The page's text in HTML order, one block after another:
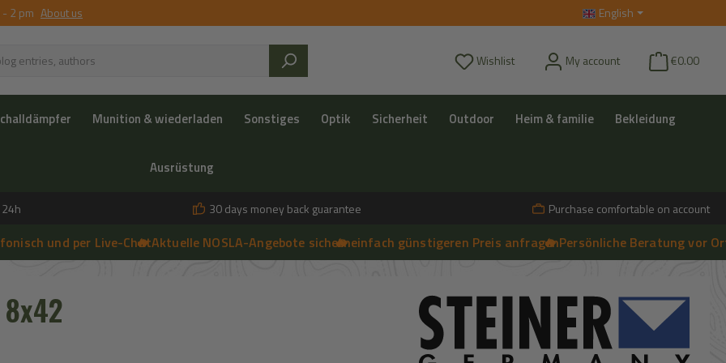
2 pm About us English
WishlistYou have 0 wishlist items
My account €0.00
Munition & wiederladen Sonstiges Optik Sicherheit Outdoor Heim & familie Bekleidung
Ausrüstung
30 days money back guarantee Purchase comfortable on account
und per Live-Chat
➔
🔥 Aktuelle NOSLA-Angebote sichern
➔
🔥 einfach günstigeren Preis anfragen
➔
🔥 Persönliche Beratung vor Ort,
8x42